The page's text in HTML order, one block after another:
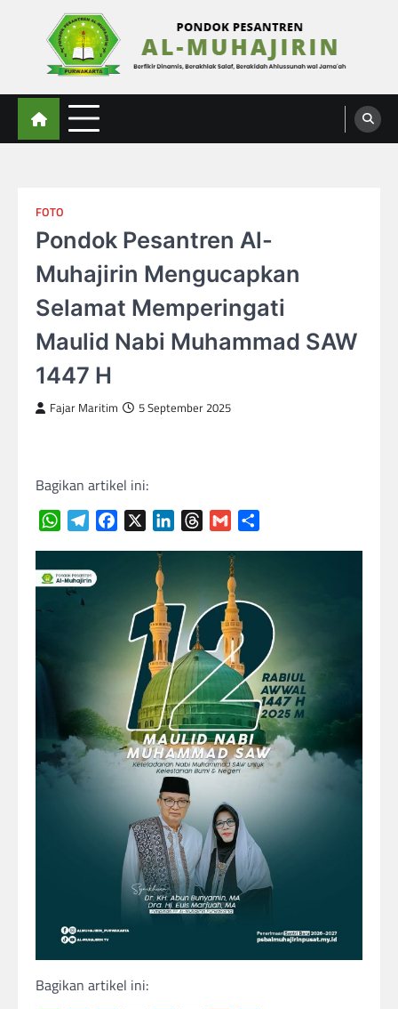
Al-Muhajirin
Berpikir Dinamis – Berakhlak Salaf – Berakidah Ahlussunah wal Jamaah
FOTO
Pondok Pesantren Al-
Muhajirin Mengucapkan
Selamat Memperingati
Maulid Nabi Muhammad SAW
1447 H
Fajar Maritim 5 September 2025
Bagikan artikel ini:
WhatsAppTelegramFacebook LinkedInThreads
Gmail
Bagikan artikel ini: